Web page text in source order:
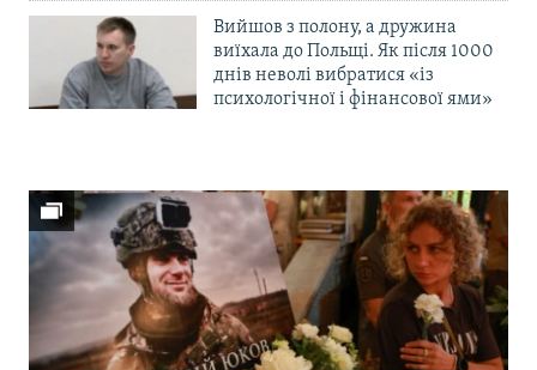
Вийшов з полону, а дружина
виїхала до Польщі. Як після 1000
днів неволі вибратися «із
психологічної і фінансової ями»